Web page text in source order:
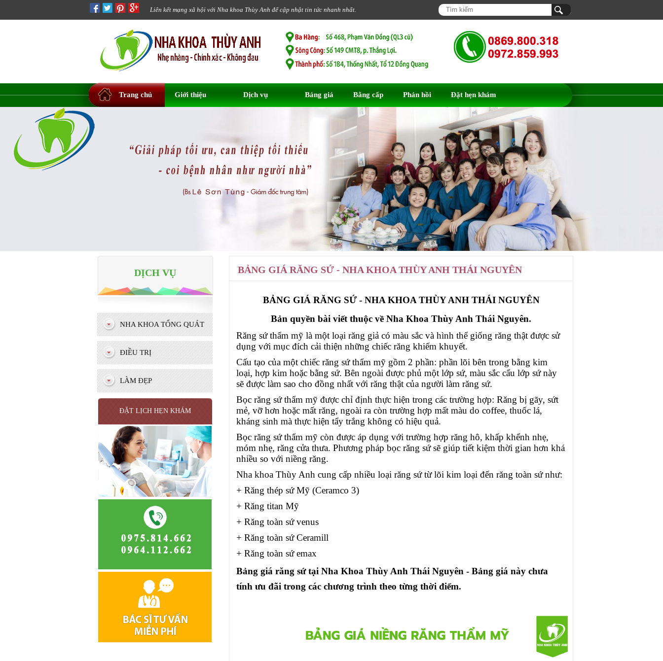
Liên kết mạng xã hội với Nha khoa Thùy Anh để cập nhật tin tức nhanh nhất.
Trang chủ Giới thiệu Dịch vụ Bảng giá Bằng cấp Phản hồi Đặt hẹn khám
DỊCH VỤ
NHA KHOA TỔNG QUÁT
ĐIỀU TRỊ
LÀM ĐẸP
ĐẶT LỊCH HẸN KHÁM
BẢNG GIÁ RĂNG SỨ - NHA KHOA THÙY ANH THÁI NGUYÊN
BẢNG GIÁ RĂNG SỨ - NHA KHOA THÙY ANH THÁI NGUYÊN
Bản quyền bài viết thuộc về Nha Khoa Thùy Anh Thái Nguyên.
Răng sứ thẩm mỹ là một loại răng giả có màu sắc và hình thể giống răng thật được sử
dụng với mục đích cải thiện những chiếc răng khiếm khuyết.
Cấu tạo của một chiếc răng sứ thẩm mỹ gồm 2 phần: phần lõi bên trong bằng kim
loại, hợp kim hoặc bằng sứ. Bên ngoài được phủ một lớp sứ, màu sắc cẩu lớp sứ này
sẽ được làm sao cho đồng nhất với răng thật của người làm răng sứ.
Bọc răng sứ thẩm mỹ được chỉ định thực hiện trong các trường hợp: Răng bị gãy, sứt
mẻ, vỡ hơn hoặc mất răng, ngoài ra còn trường hợp mất màu do coffee, thuốc lá,
kháng sinh mà thực hiện tẩy trắng không có hiệu quả.
Bọc răng sứ thẩm mỹ còn được áp dụng với trường hợp răng hô, khấp khểnh nhẹ,
móm nhẹ, răng cửa thưa. Phương pháp bọc răng sứ sẽ giúp tiết kiệm thời gian hơn khá
nhiều so với niềng răng.
Nha khoa Thùy Anh cung cấp nhiều loại răng sứ từ lõi kim loại đến răng toàn sứ như:
+ Răng thép sứ Mỹ (Ceramco 3)
+ Răng titan Mỹ
+ Răng toàn sứvenus
+ Răng toàn sứ Ceramill
+ Răng toàn sứ emax
Bảng giá răng sứ tại Nha Khoa Thùy Anh Thái Nguyên - Bảng giá này chưa
tính ưu đãi trong các chương trình theo từng thời điểm.